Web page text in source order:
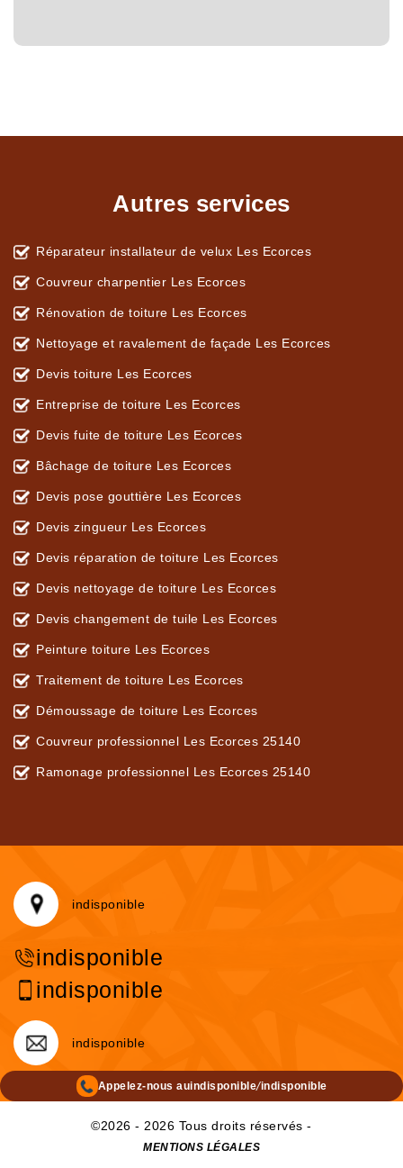
Autres services
Réparateur installateur de velux Les Ecorces
Couvreur charpentier Les Ecorces
Rénovation de toiture Les Ecorces
Nettoyage et ravalement de façade Les Ecorces
Devis toiture Les Ecorces
Entreprise de toiture Les Ecorces
Devis fuite de toiture Les Ecorces
Bâchage de toiture Les Ecorces
Devis pose gouttière Les Ecorces
Devis zingueur Les Ecorces
Devis réparation de toiture Les Ecorces
Devis nettoyage de toiture Les Ecorces
Devis changement de tuile Les Ecorces
Peinture toiture Les Ecorces
Traitement de toiture Les Ecorces
Démoussage de toiture Les Ecorces
Couvreur professionnel Les Ecorces 25140
Ramonage professionnel Les Ecorces 25140
indisponible
indisponible
indisponible
indisponible
Appelez-nous auindisponible/indisponible
©2026 - 2026 Tous droits réservés -
MENTIONS LÉGALES